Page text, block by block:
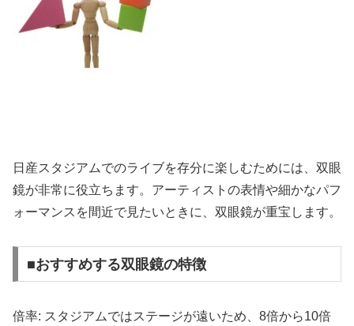
日産スタジアムでのライブを存分に楽しむためには、双眼
鏡が非常に役立ちます。アーティストの表情や細かなパフ
ォーマンスを間近で見たいときに、双眼鏡が重宝します。
■おすすめする双眼鏡の特徴
倍率: スタジアムではステージが遠いため、8倍から10倍